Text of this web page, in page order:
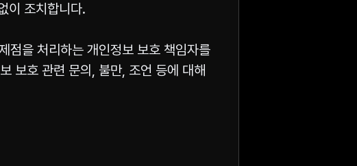
이 조치합니다.
점을 처리하는 개인정보 보호 책임자를
보호 관련 문의, 불만, 조언 등에 대해